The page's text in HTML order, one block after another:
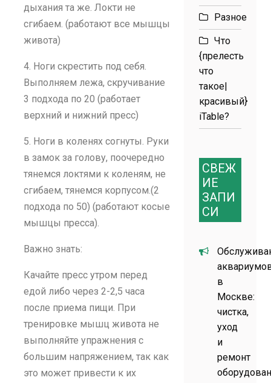
дыхания та же. Локти не
сгибаем. (работают все мышцы
живота)
4. Ноги скрестить под себя.
Выполняем лежа, скручивание
3 подхода по 20 (работает
верхний и нижний пресс)
5. Ноги в коленях согнуты. Руки
в замок за голову, поочередно
тянемся локтями к коленям, не
сгибаем, тянемся корпусом.(2
подхода по 50) (работают косые
мышцы пресса).
Важно знать:
Качайте пресс утром перед
едой либо через 2-2,5 часа
после приема пищи. При
тренировке мышц живота не
выполняйте упражнения с
большим напряжением, так как
это может привести к их
Разное
Что
{прелесть
что
такое|
красивый}
iTable?
СВЕЖ
ИЕ
ЗАПИ
СИ
в
Москве:
чистка,
уход
и
ремонт